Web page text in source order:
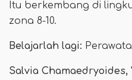
Itu berkembang di
zona 8-10.
Belajarlah lagi:
Salvia Chamaedryoides,